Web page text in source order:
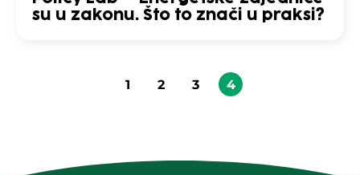
su u zakonu. Što to znači u praksi?
1 2 3 4